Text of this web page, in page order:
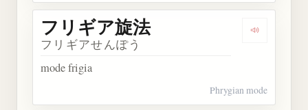
Dengarkan
フリギア旋法
フリギアせんぽう
mode frigia
Phrygian mode